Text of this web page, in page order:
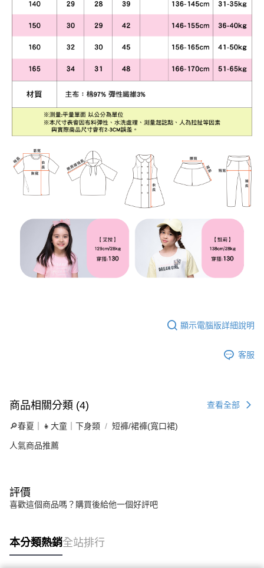
顯示電腦版詳細說明
客服
商品相關分類 (4) 查看全部
🔎春夏｜👧大童｜下身類 短褲/裙褲(寬口裙)
人氣商品推薦
評價
喜歡這個商品嗎？購買後給他一個好評吧
本分類熱銷全站排行